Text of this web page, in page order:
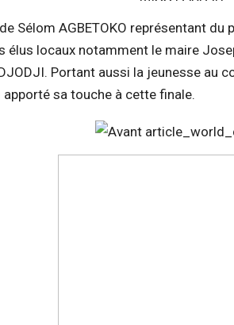
Sélom AGBETOKO représentant
élus locaux notamment le maire
Portant aussi la jeunesse au
apporté sa touche à cette finale.